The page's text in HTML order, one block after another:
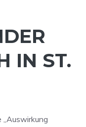
IN ST.
„Auswirkung